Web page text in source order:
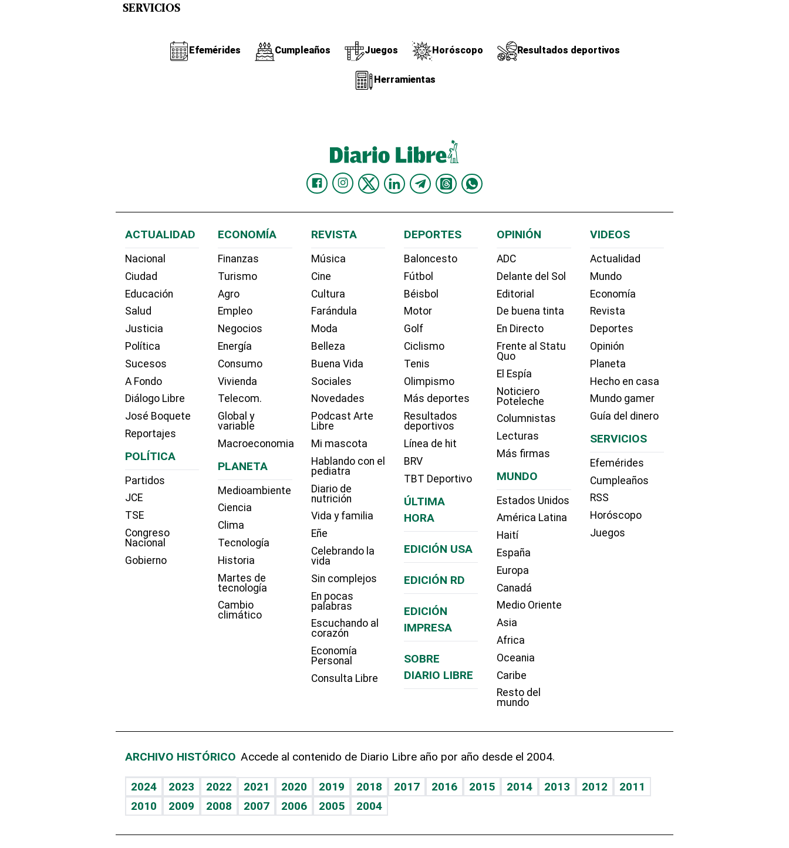
SERVICIOS
Efemérides Cumpleaños Juegos Horóscopo Resultados deportivos
Herramientas
ACTUALIDAD
Nacional
Ciudad
Educación
Salud
Justicia
Política
Sucesos
A Fondo
Diálogo Libre
José Boquete
Reportajes
POLÍTICA
Partidos
JCE
TSE
Congreso
Nacional
Gobierno
ECONOMÍA
Finanzas
Turismo
Agro
Empleo
Negocios
Energía
Consumo
Vivienda
Telecom.
Global y
variable
Macroeconomia
PLANETA
Medioambiente
Ciencia
Clima
Tecnología
Historia
Martes de
tecnología
Cambio
climático
REVISTA
Música
Cine
Cultura
Farándula
Moda
Belleza
Buena Vida
Sociales
Novedades
Podcast Arte
Libre
Mi mascota
Hablando con el
pediatra
Diario de
nutrición
Vida y familia
Eñe
Celebrando la
vida
Sin complejos
En pocas
palabras
Escuchando al
corazón
Economía
Personal
Consulta Libre
DEPORTES
Baloncesto
Fútbol
Béisbol
Motor
Golf
Ciclismo
Tenis
Olimpismo
Más deportes
Resultados
deportivos
Línea de hit
BRV
TBT Deportivo
ÚLTIMA
HORA
EDICIÓN USA
EDICIÓN RD
EDICIÓN
IMPRESA
SOBRE
DIARIO LIBRE
OPINIÓN
ADC
Delante del Sol
Editorial
De buena tinta
En Directo
Frente al Statu
Quo
El Espía
Noticiero
Poteleche
Columnistas
Lecturas
Más firmas
MUNDO
Estados Unidos
América Latina
Haití
España
Europa
Canadá
Medio Oriente
Asia
Africa
Oceania
Caribe
Resto del
mundo
VIDEOS
Actualidad
Mundo
Economía
Revista
Deportes
Opinión
Planeta
Hecho en casa
Mundo gamer
Guía del dinero
SERVICIOS
Efemérides
Cumpleaños
RSS
Horóscopo
Juegos
ARCHIVO HISTÓRICO Accede al contenido de Diario Libre año por año desde el 2004.
2024 2023 2022 2021 2020 2019 2018 2017 2016 2015 2014 2013 2012
2011
2010
2009 2008 2007 2006 2005 2004